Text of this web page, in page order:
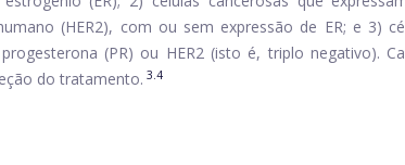
(HER2), com ou sem expressão de ER; e 3)
(PR) ou HER2 (isto é, triplo negativo).
do tratamento. 3.4